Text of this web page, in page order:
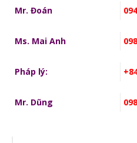
Mr. Đoán
Ms. Mai Anh
Pháp lý:
Mr. Dũng